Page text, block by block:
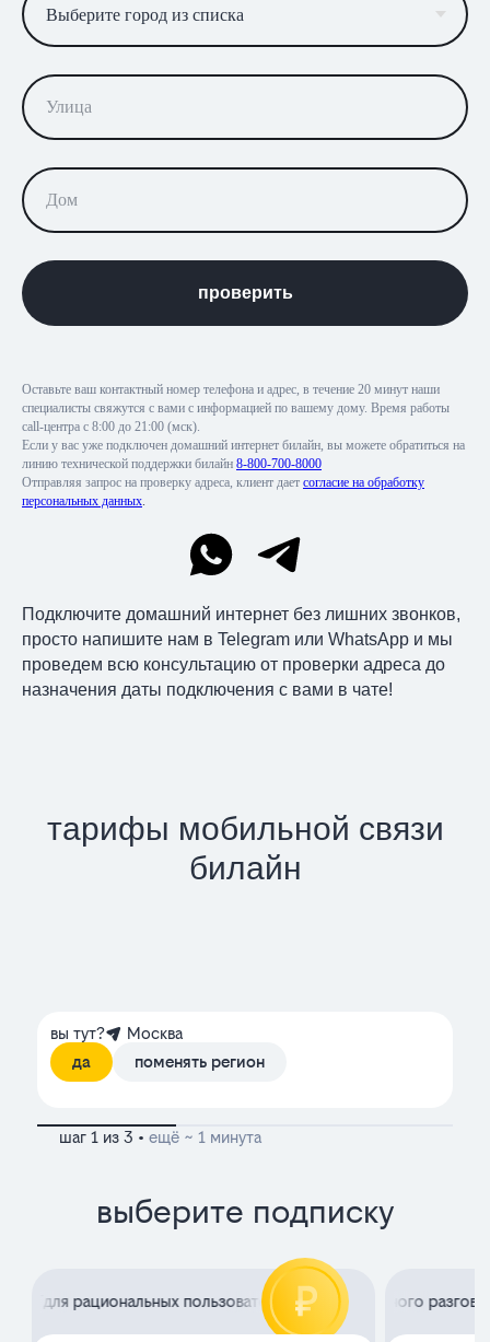
проверить
Оставьте ваш контактный номер телефона и адрес, в течение 20 минут наши
специалисты свяжутся с вами с информацией по вашему дому. Время работы
call-центра с 8:00 до 21:00 (мск).
Если у вас уже подключен домашний интернет билайн, вы можете обратиться на
линию технической поддержки билайн 8-800-700-8000
Отправляя запрос на проверку адреса, клиент дает согласие на обработку
персональных данных.
Подключите домашний интернет без лишних звонков,
просто напишите нам в Telegram или WhatsApp и мы
проведем всю консультацию от проверки адреса до
назначения даты подключения с вами в чате!
тарифы мобильной связи
билайн